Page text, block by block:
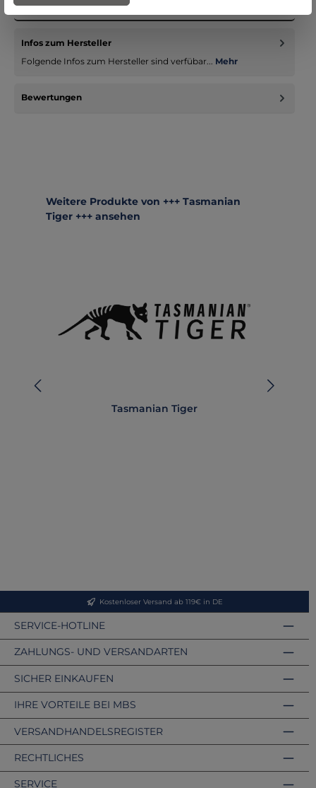
Druckknop…Mehr
Infos zum Hersteller
Folgende Infos zum Hersteller sind verfübar... Mehr
Bewertungen
Produktgalerie überspringen
Weitere Produkte von +++ Tasmanian
Tiger +++ ansehen
Tasmanian Tiger
Kostenloser Versand ab 119€ in DE
SERVICE-HOTLINE
ZAHLUNGS- UND VERSANDARTEN
VERSANDHANDELSREGISTER
SICHER EINKAUFEN
IHRE VORTEILE BEI MBS
RECHTLICHES
SERVICE